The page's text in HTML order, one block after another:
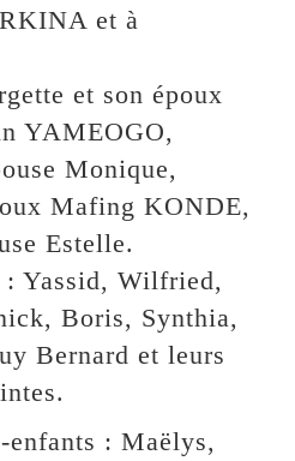
et à
et son époux
YAMEOGO,
Monique,
Mafing KONDE,
Estelle.
: Yassid, Wilfried,
Boris, Synthia,
Bernard et leurs
enfants : Maëlys,